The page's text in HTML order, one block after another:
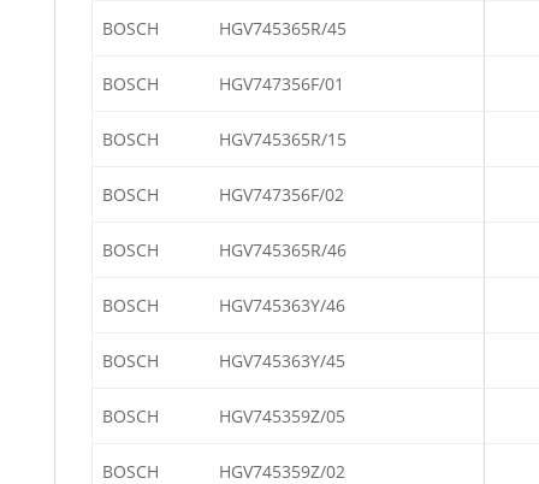
BOSCH HGV745365R/45
BOSCH HGV747356F/01
BOSCH HGV745365R/15
BOSCH HGV747356F/02
BOSCH HGV745365R/46
BOSCH HGV745363Y/46
BOSCH HGV745363Y/45
BOSCH HGV745359Z/05
BOSCH HGV745359Z/02